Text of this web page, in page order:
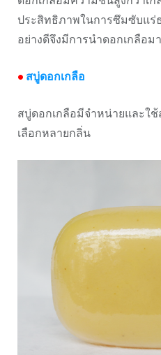
ประสิทธิภาพในการซึมซับแร่
อย่างดีจึงมีการนำดอกเกลือ
• สบู่ดอกเกลือ
สบู่ดอกเกลือมีจำหน่ายและใช้
เลือกหลายกลิ่น